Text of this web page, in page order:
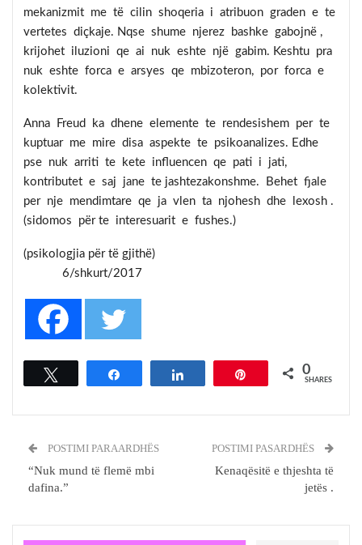
mekanizmit me të cilin shoqeria i atribuon graden e te
vertetes diçkaje. Nqse shume njerez bashke gabojnë ,
krijohet iluzioni qe ai nuk eshte një gabim. Keshtu pra
nuk eshte forca e arsyes qe mbizoteron, por forca e
kolektivit.
Anna Freud ka dhene elemente te rendesishem per te
kuptuar me mire disa aspekte te psikoanalizes. Edhe
pse nuk arriti te kete influencen qe pati i jati,
kontributet e saj jane te jashtezakonshme. Behet fjale
per nje mendimtare qe ja vlen ta njohesh dhe lexosh .
(sidomos për te interesuarit e fushes.)
(psikologjia për të gjithë)
6/shkurt/2017
0
SHARES
POSTIMI PARAARDHËS
“Nuk mund të flemë mbi
dafina.”
POSTIMI PASARDHËS
Kenaqësitë e thjeshta të
jetës .